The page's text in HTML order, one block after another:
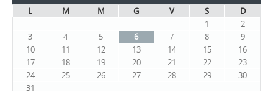
L M M G V S
D
1
2
3
4 5 6 7 8
9
10
11 12 13 14 15
16
17
18 19 20 21 22
23
24
25 26 27 28 29
30
31